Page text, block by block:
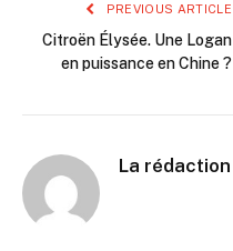
PREVIOUS ARTICLE
Citroën Élysée. Une Logan
en puissance en Chine ?
La rédaction